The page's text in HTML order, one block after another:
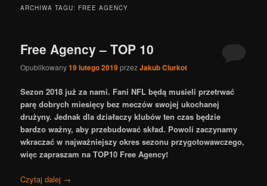
ARCHIWA TAGU: FREE AGENCY
Free Agency – TOP 10
Opublikowany19 lutego 2019przezJakub Ciurkot
Sezon 2018 już za nami. Fani NFL będą musieli przetrwać
parę dobrych miesięcy bez meczów swojej ukochanej
drużyny. Jednak dla działaczy klubów ten czas będzie
bardzo ważny, aby przebudować skład. Powoli zaczynamy
wkraczać w najważniejszy okres sezonu przygotowawczego,
więc zapraszam na TOP10 Free Agency!
Czytaj dalej →